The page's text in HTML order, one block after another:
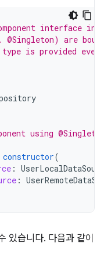
interface
are
is provided
using
constructor(
:
:
있습니다. 다음과 같이